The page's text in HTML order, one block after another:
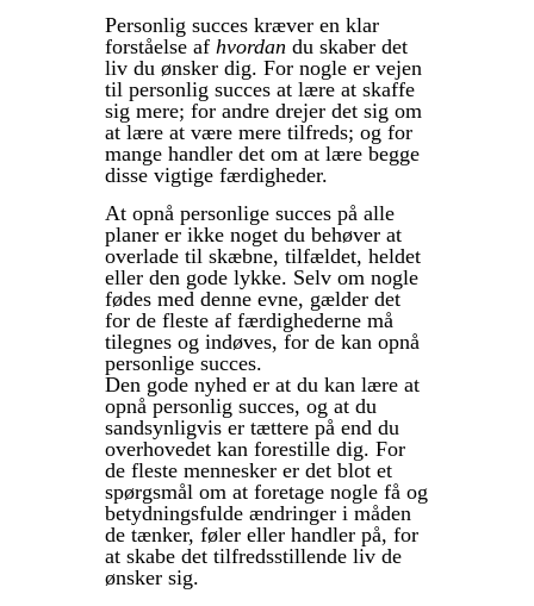
Personlig succes kræver en klar
forståelse af hvordan du skaber det
liv du ønsker dig. For nogle er vejen
til personlig succes at lære at skaffe
sig mere; for andre drejer det sig om
at lære at være mere tilfreds; og for
mange handler det om at lære begge
disse vigtige færdigheder.
At opnå personlige succes på alle
planer er ikke noget du behøver at
overlade til skæbne, tilfældet, heldet
eller den gode lykke. Selv om nogle
fødes med denne evne, gælder det
for de fleste af færdighederne må
tilegnes og indøves, for de kan opnå
personlige succes.
Den gode nyhed er at du kan lære at
opnå personlig succes, og at du
sandsynligvis er tættere på end du
overhovedet kan forestille dig. For
de fleste mennesker er det blot et
spørgsmål om at foretage nogle få og
betydningsfulde ændringer i måden
de tænker, føler eller handler på, for
at skabe det tilfredsstillende liv de
ønsker sig.